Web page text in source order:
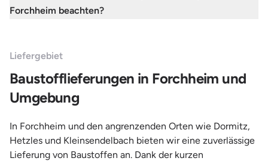
Forchheim beachten?
Liefergebiet
Baustofflieferungen in Forchheim und
Umgebung
In Forchheim und den angrenzenden Orten wie Dormitz,
Hetzles und Kleinsendelbach bieten wir eine zuverlässige
Lieferung von Baustoffen an. Dank der kurzen